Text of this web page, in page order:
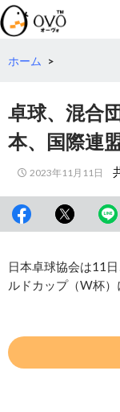
検
索
コ
テ
動
ホーム >
卓球、混合
本、国際連
2023年11月11日
日本卓球協会は11
ルドカップ（W杯